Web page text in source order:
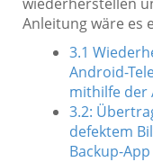
Anleitung wäre es
3.1
Android-
mithilfe der
3.2:
defektem
Backup-App